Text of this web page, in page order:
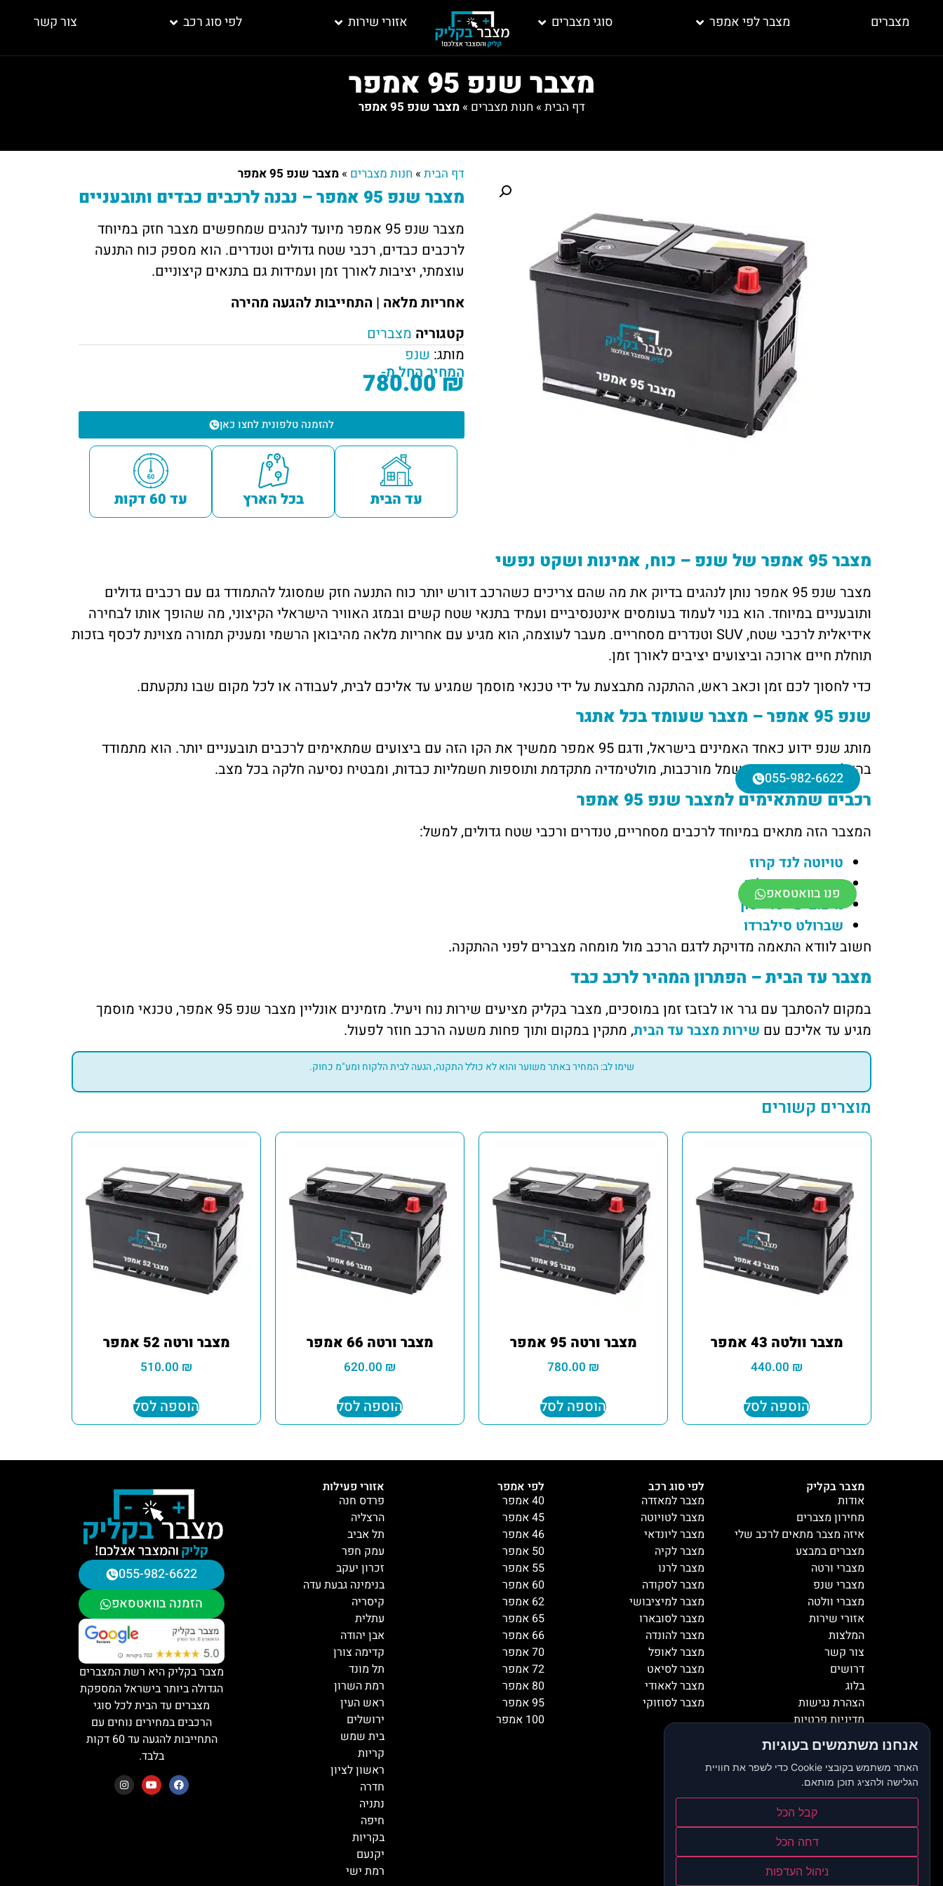
מצברים מצבר לפי אמפר סוגי מצברים אזורי שירות לפי סוג רכב צור קשר
מצבר שנפ 95 אמפר
דף הבית » חנות מצברים »מצבר שנפ 95 אמפר
דף הבית » חנות מצברים » מצבר שנפ 95 אמפר
מצבר שנפ 95 אמפר – נבנה לרכבים כבדים ותובעניים
מצבר שנפ 95 אמפר מיועד לנהגים שמחפשים מצבר חזק במיוחד
לרכבים כבדים, רכבי שטח גדולים וטנדרים. הוא מספק כוח התנעה
עוצמתי, יציבות לאורך זמן ועמידות גם בתנאים קיצוניים.
אחריות מלאה | התחייבות להגעה מהירה
קטגוריה מצברים
מותג: שנפ
המחיר החל מ-
780.00₪
להזמנה טלפונית לחצו כאן
עד הבית בכל הארץ עד 60 דקות
מצבר 95 אמפר של שנפ – כוח, אמינות ושקט נפשי
מצבר שנפ 95 אמפר נותן לנהגים בדיוק את מה שהם צריכים כשהרכב דורש יותר כוח התנעה חזק שמסוגל להתמודד גם עם רכבים גדולים
ותובעניים במיוחד. הוא בנוי לעמוד בעומסים אינטנסיביים ועמיד בתנאי שטח קשים ובמזג האוויר הישראלי הקיצוני, מה שהופך אותו לבחירה
אידיאלית לרכבי שטח, SUV וטנדרים מסחריים. מעבר לעוצמה, הוא מגיע עם אחריות מלאה מהיבואן הרשמי ומעניק תמורה מצוינת לכסף בזכות
תוחלת חיים ארוכה וביצועים יציבים לאורך זמן.
כדי לחסוך לכם זמן וכאב ראש, ההתקנה מתבצעת על ידי טכנאי מוסמך שמגיע עד אליכם לבית, לעבודה או לכל מקום שבו נתקעתם.
שנפ 95 אמפר – מצבר שעומד בכל אתגר
מותג שנפ ידוע כאחד האמינים בישראל, ודגם 95 אמפר ממשיך את הקו הזה עם ביצועים שמתאימים לרכבים תובעניים יותר. הוא מתמודד
בהצלחה עם מערכות חשמל מורכבות, מולטימדיה מתקדמת ותוספות חשמליות כבדות, ומבטיח נסיעה חלקה בכל מצב.
רכבים שמתאימים למצבר שנפ 95 אמפר
המצבר הזה מתאים במיוחד לרכבים מסחריים, טנדרים ורכבי שטח גדולים, למשל:
טויוטה לנד קרוז
מיצובישי פאג’רו
מיצובישי טרייטון
שברולט סילברדו
חשוב לוודא התאמה מדויקת לדגם הרכב מול מומחה מצברים לפני ההתקנה.
מצבר עד הבית – הפתרון המהיר לרכב כבד
במקום להסתבך עם גרר או לבזבז זמן במוסכים, מצבר בקליק מציעים שירות נוח ויעיל. מזמינים אונליין מצבר שנפ 95 אמפר, טכנאי מוסמך
מגיע עד אליכם עם שירות מצבר עד הבית, מתקין במקום ותוך פחות משעה הרכב חוזר לפעול.
שימו לב: המחיר באתר משוער והוא לא כולל התקנה, הגעה לבית הלקוח ומע"מ כחוק.
מוצרים קשורים
מצבר וולטה 43 אמפר
440.00 ₪
הוספה לסל
מצבר ורטה 95 אמפר
780.00 ₪
הוספה לסל
מצבר ורטה 66 אמפר
620.00 ₪
הוספה לסל
מצבר ורטה 52 אמפר
510.00 ₪
הוספה לסל
055-982-6622
פנו בוואטסאפ
מצבר בקליק
אודות
מחירון מצברים
איזה מצבר מתאים לרכב שלי
מצברים במבצע
מצברי ורטה
מצברי שנפ
מצברי וולטה
אזורי שירות
המלצות
צור קשר
דרושים
בלוג
הצהרת נגישות
מדיניות פרטיות
לפי סוג רכב
מצבר למאזדה
מצבר לטויוטה
מצבר ליונדאי
מצבר לקיה
מצבר לרנו
מצבר לסקודה
מצבר למיציבושי
מצבר לסובארו
מצבר להונדה
מצבר לאופל
מצבר לסיאט
מצבר לאאודי
מצבר לסוזוקי
לפי אמפר
40 אמפר
45 אמפר
46 אמפר
50 אמפר
55 אמפר
60 אמפר
62 אמפר
65 אמפר
66 אמפר
70 אמפר
72 אמפר
80 אמפר
95 אמפר
100 אמפר
אזורי פעילות
פרדס חנה
הרצליה
תל אביב
עמק חפר
זכרון יעקב
בנימינה גבעת עדה
קיסריה
עתלית
אבן יהודה
קדימה צורן
תל מונד
רמת השרון
ראש העין
ירושלים
בית שמש
קריות
ראשון לציון
חדרה
נתניה
חיפה
בקריות
יקנעם
רמת ישי
055-982-6622
הזמנה בוואטסאפ
מצבר בקליק היא רשת המצברים
הגדולה ביותר בישראל המספקת
מצברים עד הבית לכל סוגי
הרכבים במחירים נוחים עם
התחייבות להגעה עד 60 דקות
בלבד.
אנחנו משתמשים בעוגיות
האתר משתמש בקובצי Cookie כדי לשפר את חוויית
הגלישה ולהציג תוכן מותאם.
קבל הכל
דחה הכל
ניהול העדפות